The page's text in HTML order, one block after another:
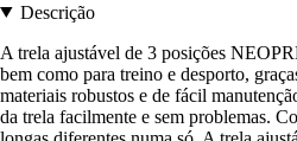
Descrição
A trela ajustável de 3 posições
bem como para treino e desporto,
materiais robustos e de fácil
da trela facilmente e sem problemas.